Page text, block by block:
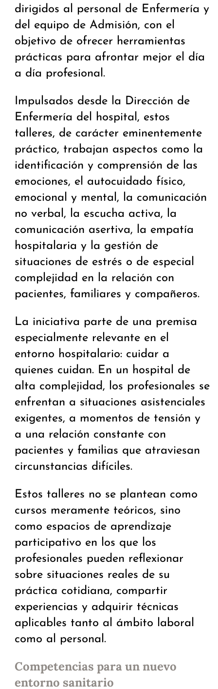
dirigidos al personal de Enfermería y
del equipo de Admisión, con el
objetivo de ofrecer herramientas
prácticas para afrontar mejor el día
a día profesional.
Impulsados desde la Dirección de
Enfermería del hospital, estos
talleres, de carácter eminentemente
práctico, trabajan aspectos como la
identificación y comprensión de las
emociones, el autocuidado físico,
emocional y mental, la comunicación
no verbal, la escucha activa, la
comunicación asertiva, la empatía
hospitalaria y la gestión de
situaciones de estrés o de especial
complejidad en la relación con
pacientes, familiares y compañeros.
La iniciativa parte de una premisa
especialmente relevante en el
entorno hospitalario: cuidar a
quienes cuidan. En un hospital de
alta complejidad, los profesionales se
enfrentan a situaciones asistenciales
exigentes, a momentos de tensión y
a una relación constante con
pacientes y familias que atraviesan
circunstancias difíciles.
Estos talleres no se plantean como
cursos meramente teóricos, sino
como espacios de aprendizaje
participativo en los que los
profesionales pueden reflexionar
sobre situaciones reales de su
práctica cotidiana, compartir
experiencias y adquirir técnicas
aplicables tanto al ámbito laboral
como al personal.
Competencias para un nuevo
entorno sanitario